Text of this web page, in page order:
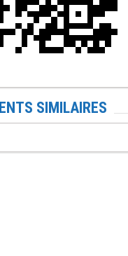
SIMILAIRES